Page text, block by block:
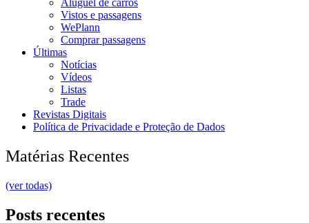
Aluguel de carros
Vistos e passagens
WePlann
Comprar passagens
Últimas
Notícias
Vídeos
Listas
Trade
Revistas Digitais
Política de Privacidade e Proteção de Dados
Matérias Recentes
(ver todas)
Posts recentes